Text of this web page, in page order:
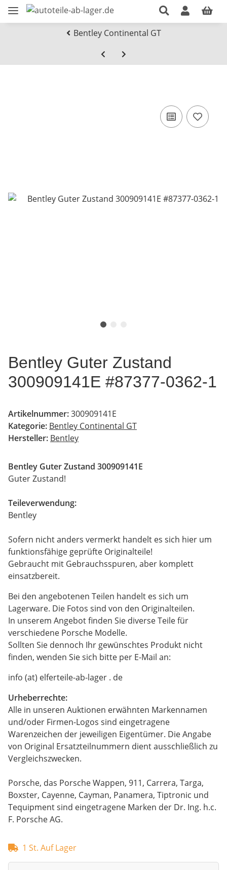
Bentley Continental GT
Bentley Guter Zustand
300909141E #87377-0362-1
Artikelnummer:300909141E
Kategorie: Bentley Continental GT
Hersteller: Bentley
Bentley Guter Zustand 300909141E
Guter Zustand!
Teileverwendung:
Bentley
Sofern nicht anders vermerkt handelt es sich hier um
funktionsfähige geprüfte Originalteile!
Gebraucht mit Gebrauchsspuren, aber komplett
einsatzbereit.
Bei den angebotenen Teilen handelt es sich um
Lagerware. Die Fotos sind von den Originalteilen.
In unserem Angebot finden Sie diverse Teile für
verschiedene Porsche Modelle.
Sollten Sie dennoch Ihr gewünschtes Produkt nicht
finden, wenden Sie sich bitte per E-Mail an:
info (at) elferteile-ab-lager . de
Urheberrechte:
Alle in unseren Auktionen erwähnten Markennamen
und/oder Firmen-Logos sind eingetragene
Warenzeichen der jeweiligen Eigentümer. Die Angabe
von Original Ersatzteilnummern dient ausschließlich zu
Vergleichszwecken.
Porsche, das Porsche Wappen, 911, Carrera, Targa,
Boxster, Cayenne, Cayman, Panamera, Tiptronic und
Tequipment sind eingetragene Marken der Dr. Ing. h.c.
F. Porsche AG.
1 St. Auf Lager